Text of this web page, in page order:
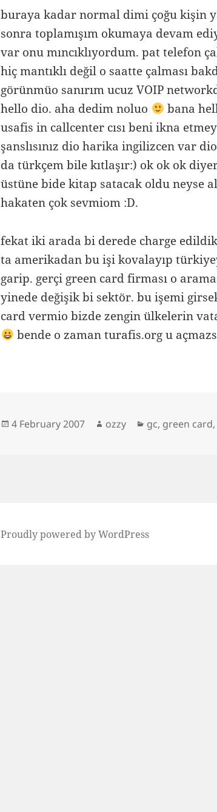
buraya kadar normal dimi çoğu kişin
sonra toplamışım okumaya devam
var onu mıncıklıyordum. pat telefon
hiç mantıklı değil o saatte çalması
görünmüo sanırım ucuz VOIP
hello dio. aha dedim noluo
bana
usafis in callcenter cısı beni ikna
şanslısınız dio harika ingilizcen var
da türkçem bile kıtlaşır:) ok ok ok
üstüne bide kitap satacak oldu neyse
hakaten çok sevmiom :D.
fekat iki arada bi derede charge
ta amerikadan bu işi kovalayıp
garip. gerçi green card firması o
yinede değişik bi sektör. bu işemi
card vermio bizde zengin ülkelerin
bende o zaman turafis.org u
Posted
4 February 2007 Author
ozzy Categories
gc, green card,
Proudly powered by WordPress